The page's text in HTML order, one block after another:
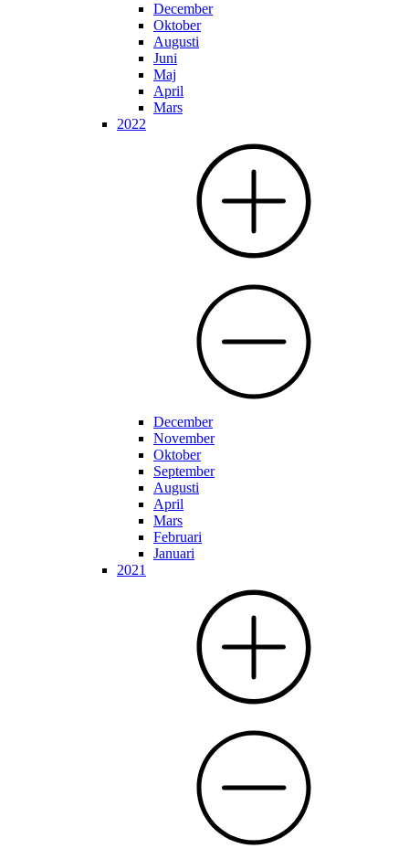
December
Oktober
Augusti
Juni
Maj
April
Mars
2022
December
November
Oktober
September
Augusti
April
Mars
Februari
Januari
2021